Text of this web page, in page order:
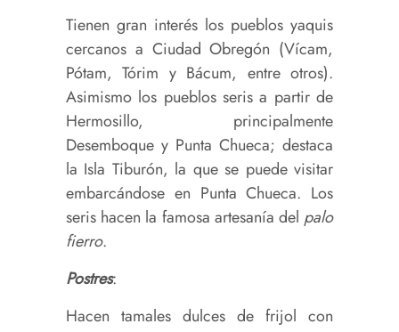
Tienen gran interés los pueblos yaquis
cercanos a Ciudad Obregón (Vícam,
Pótam, Tórim y Bácum, entre otros).
Asimismo los pueblos seris a partir de
Hermosillo, principalmente
Desemboque y Punta Chueca; destaca
la Isla Tiburón, la que se puede visitar
embarcándose en Punta Chueca. Los
seris hacen la famosa artesanía del palo
fierro.
Postres:
Hacen tamales dulces de frijol con